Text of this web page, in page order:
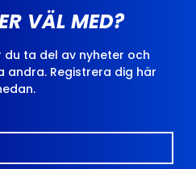
VÄL MED?
ta del av nyheter och
andra. Registrera dig här